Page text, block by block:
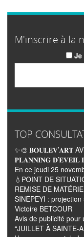
M'inscrire à la
Je
TOP
✨🎨 𝐁𝐎𝐔𝐋𝐄𝐕’𝐀𝐑𝐓
𝐏𝐋𝐀𝐍𝐍𝐈𝐍𝐆
En ce jeudi 25
💧POINT DE
REMISE DE
SINEPEYI : projection
Victoire BETCOUR
Avis de publicité pour
“JUILLET À SAINTE-